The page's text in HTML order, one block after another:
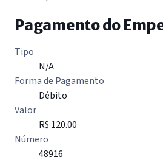
Pagamento do
Tipo
N/A
Forma de Pagamento
Débito
Valor
R$ 120.00
Número
48916